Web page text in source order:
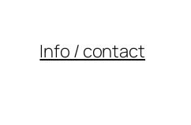
Info / contact